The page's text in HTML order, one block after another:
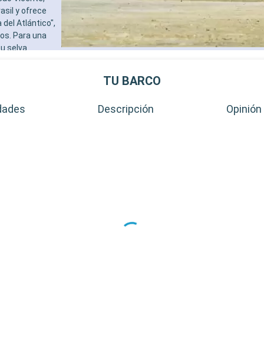
y ofrece
del Atlántico",
Para una
selva
TU BARCO
Descripción